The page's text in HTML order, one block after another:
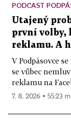
PODCAST
Utajený
první volby,
reklamu. A
V Podpásovce
se vůbec
reklamu na
7. 8. 2026 ▪ 55:23